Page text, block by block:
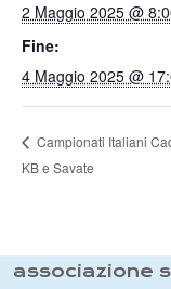
2 Maggio 2025 @
Fine:
4 Maggio 2025 @
Campionati Italiani
KB e Savate
associazione